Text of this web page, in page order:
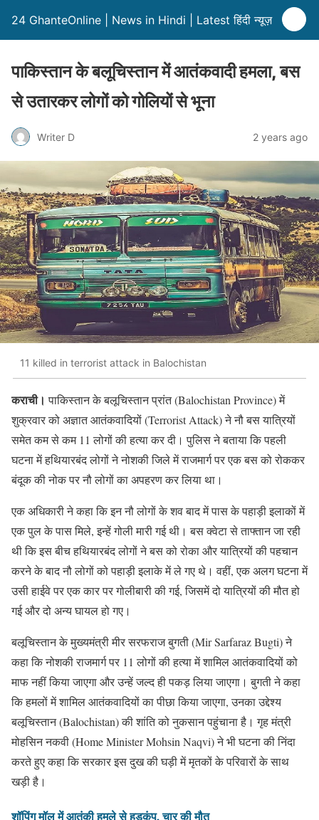
24 GhanteOnline | News in Hindi | Latest हिंदी न्यूज़
पाकिस्तान के बलूचिस्तान में आतंकवादी हमला, बस
से उतारकर लोगों को गोलियों से भूना
Writer D 2 years ago
11 killed in terrorist attack in Balochistan
कराची। पाकिस्तान के बलूचिस्तान प्रांत (Balochistan Province) में
शुक्रवार को अज्ञात आतंकवादियों (Terrorist Attack) ने नौ बस यात्रियों
समेत कम से कम 11 लोगों की हत्या कर दी। पुलिस ने बताया कि पहली
घटना में हथियारबंद लोगों ने नोशकी जिले में राजमार्ग पर एक बस को रोककर
बंदूक की नोक पर नौ लोगों का अपहरण कर लिया था।
एक अधिकारी ने कहा कि इन नौ लोगों के शव बाद में पास के पहाड़ी इलाकों में
एक पुल के पास मिले, इन्‍हें गोली मारी गई थी। बस क्वेटा से ताफ्तान जा रही
थी कि इस बीच हथियारबंद लोगों ने बस को रोका और यात्रियों की पहचान
करने के बाद नौ लोगों को पहाड़ी इलाके में ले गए थे। वहीं, एक अलग घटना में
उसी हाईवे पर एक कार पर गोलीबारी की गई, जिसमें दो यात्रियों की मौत हो
गई और दो अन्य घायल हो गए।
बलूचिस्तान के मुख्यमंत्री मीर सरफराज बुगती (Mir Sarfaraz Bugti) ने
कहा कि नोशकी राजमार्ग पर 11 लोगों की हत्या में शामिल आतंकवादियों को
माफ नहीं किया जाएगा और उन्हें जल्द ही पकड़ लिया जाएगा। बुगती ने कहा
कि हमलों में शामिल आतंकवादियों का पीछा किया जाएगा, उनका उद्देश्य
बलूचिस्तान (Balochistan) की शांति को नुकसान पहुंचाना है। गृह मंत्री
मोहसिन नकवी (Home Minister Mohsin Naqvi) ने भी घटना की निंदा
करते हुए कहा कि सरकार इस दुख की घड़ी में मृतकों के परिवारों के साथ
खड़ी है।
शॉपिंग मॉल में आतंकी हमले से हड़कंप, चार की मौत